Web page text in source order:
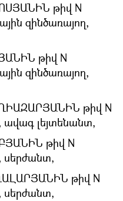
թիվ N
զինծառայող,
թիվ N
զինծառայող,
թիվ N
ավագ լեյտենանտ,
թիվ N
սերժանտ,
թիվ N
սերժանտ,